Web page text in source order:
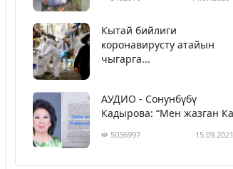
Кытай бийлиги
коронавирусту атайын
чыгарга...
АУДИО - Сонунбүбү
Кадырова: “Мен жазган
5036997